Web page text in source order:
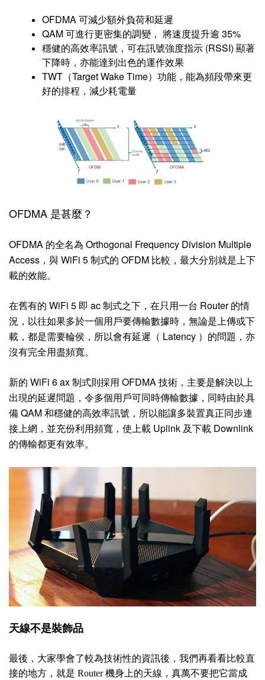
OFDMA 可減少額外負荷和延遲
QAM 可進行更密集的調變， 將速度提升逾 35%
穩健的高效率訊號，可在訊號強度指示 (RSSI) 顯著
下降時，亦能達到出色的運作效果
TWT（Target Wake Time）功能，能為頻段帶來更
好的排程，減少耗電量
OFDMA 是甚麼？
OFDMA 的全名為 Orthogonal Frequency Division Multiple
Access，與 WiFi 5 制式的 OFDM 比較，最大分別就是上下
載的效能。
在舊有的 WiFi 5 即 ac 制式之下，在只用一台 Router 的情
況，以往如果多於一個用戶要傳輸數據時，無論是上傳或下
載，都是需要輪侯，所以會有延遲（ Latency ）的問題，亦
沒有完全用盡頻寬。
新的 WiFi 6 ax 制式則採用 OFDMA 技術，主要是解決以上
出現的延遲問題，令多個用戶可同時傳輸數據，同時由於具
備 QAM 和穩健的高效率訊號，所以能讓多裝置真正同步連
接上網，並充份利用頻寬，使上載 Uplink 及下載 Downlink
的傳輸都更有效率。
天線不是裝飾品
最後，大家學會了較為技術性的資訊後，我們再看看比較直
接的地方，就是 Router 機身上的天線，真萬不要把它當成